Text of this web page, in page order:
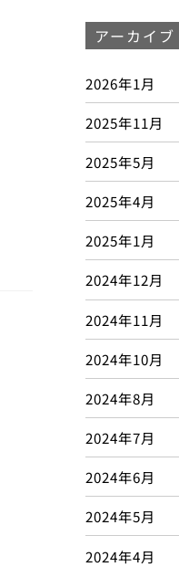
アーカイブ
2026年1月
2025年11月
2025年5月
2025年4月
2025年1月
2024年12月
2024年11月
2024年10月
2024年8月
2024年7月
2024年6月
2024年5月
2024年4月